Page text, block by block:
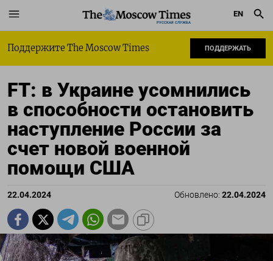
РУССКАЯ СЛУЖБА
EN
Поддержите The Moscow Times ПОДДЕРЖАТЬ
FT: в Украине усомнились
в способности остановить
наступление России за
счет новой военной
помощи США
22.04.2024 Обновлено: 22.04.2024